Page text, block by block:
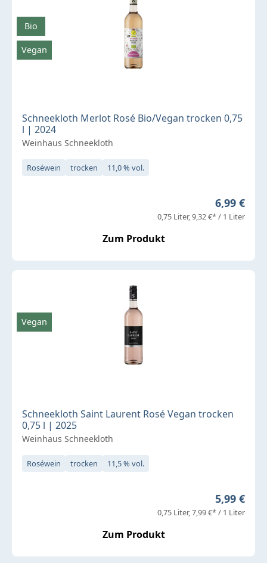
Schneekloth Merlot Rosé Bio/Vegan trocken 0,75
l | 2024
Weinhaus Schneekloth
Roséwein trocken 11,0 % vol.
Regulärer
6,99 €
0,75 Liter 9,32 €* / 1 Liter
Zum Produkt
Bio
Vegan
Schneekloth Saint Laurent Rosé Vegan trocken
0,75 l | 2025
Weinhaus Schneekloth
Roséwein trocken 11,5 % vol.
Regulärer
5,99 €
0,75 Liter 7,99 €* / 1 Liter
Zum Produkt
Vegan